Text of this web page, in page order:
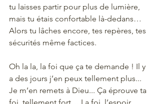
tu laisses partir pour plus de lumière,
mais tu étais confortable là-dedans…
Alors tu lâches encore, tes repères, tes
sécurités même factices.
Oh la la, la foi que ça te demande ! Il y
a des jours j’en peux tellement plus...
Je m’en remets à Dieu... Ça éprouve ta